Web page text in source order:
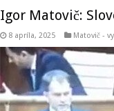
Igor Matovič:
8 apríla, 2025 Matovič -